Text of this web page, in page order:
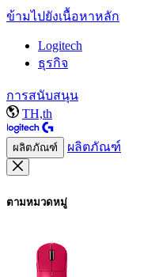
ข้ามไปยังเนื้อหาหลัก
Logitech
ธุรกิจ
การสนับสนุน
TH,th
ผลิตภัณฑ์ ผลิตภัณฑ์
ตามหมวดหมู่